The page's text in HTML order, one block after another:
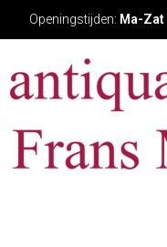
Openingstijden: Ma-Zat